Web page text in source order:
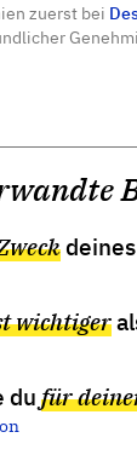
zuerst bei
wichtiger
du für